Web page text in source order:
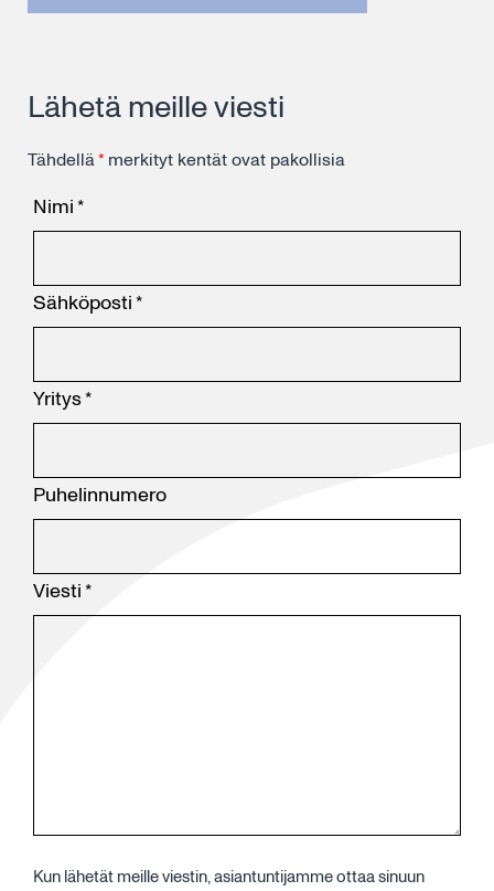
Lähetä meille viesti
Tähdellä* merkityt kentät ovat pakollisia
Nimi*
Sähköposti*
Yritys*
Puhelinnumero
Viesti*
Kun lähetät meille viestin, asiantuntijamme ottaa sinuun